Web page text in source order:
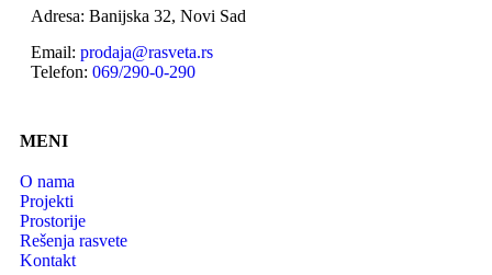
Adresa: Banijska 32, Novi Sad
Email: prodaja@rasveta.rs
Telefon: 069/290-0-290
MENI
O nama
Projekti
Prostorije
Rešenja rasvete
Kontakt